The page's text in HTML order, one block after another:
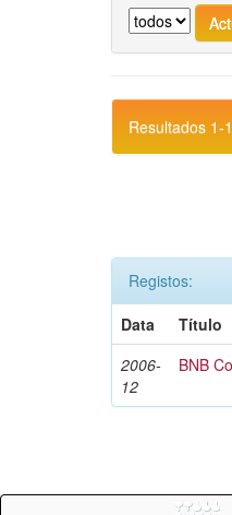
Resultados 1-
Registos:
Data
Título
2006-
12
BNB